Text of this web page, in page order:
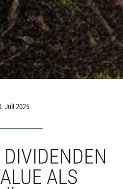
Juli 2025
ALS